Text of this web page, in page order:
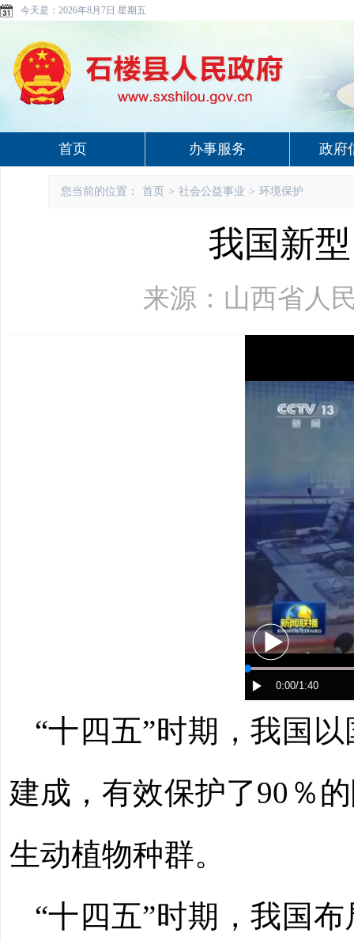
今天是： 2026年8月7日 星期五
首页 办事服务 政府
您当前的位置： 首页 > 社会公益事业 > 环境保护
我国新
来源：山西省人
“十四五”时期，我国
建成，有效保护了90％
生动植物种群。
“十四五”时期，我国